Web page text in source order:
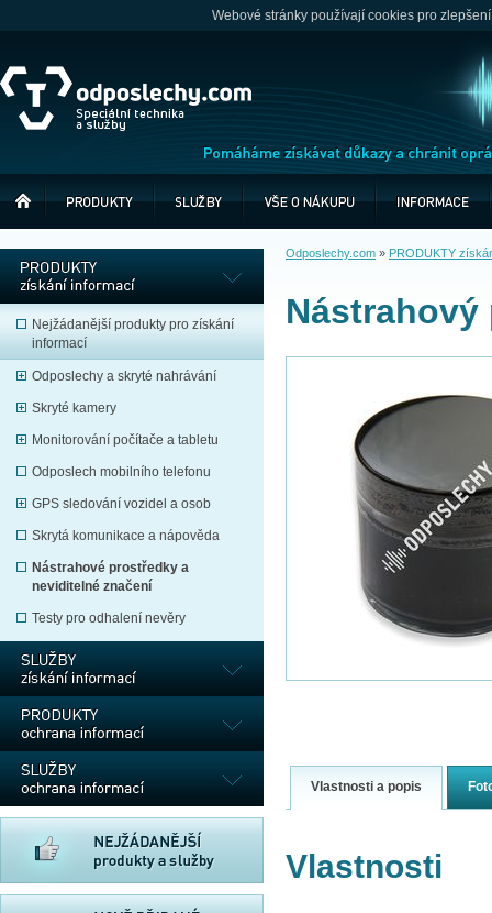
Webové stránky používají cookies pro
Nejžádanější produkty pro získání
informací
Odposlechy a skryté nahrávání
Skryté kamery
Monitorování počítače a tabletu
Odposlech mobilního telefonu
GPS sledování vozidel a osob
Skrytá komunikace a nápověda
Nástrahové prostředky a
neviditelné značení
Testy pro odhalení nevěry
Odposlechy.com » PRODUKTY
Nástrahový
Vlastnosti a popis
Vlastnosti